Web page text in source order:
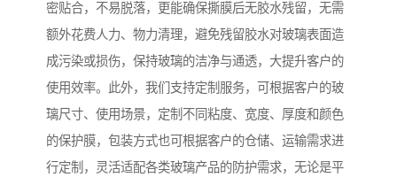
密贴合，不易脱落，更能确保撕膜后无胶水残留，无需
额外花费人力、物力清理，避免残留胶水对玻璃表面造
成污染或损伤，保持玻璃的洁净与通透，大提升客户的
使用效率。此外，我们支持定制服务，可根据客户的玻
璃尺寸、使用场景，定制不同粘度、宽度、厚度和颜色
的保护膜，包装方式也可根据客户的仓储、运输需求进
行定制，灵活适配各类玻璃产品的防护需求，无论是平